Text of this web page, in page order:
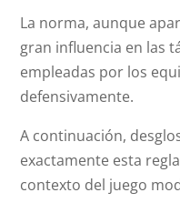
La norma, aunque
gran influencia en las
empleadas por los
defensivamente.
A continuación,
exactamente esta
contexto del juego